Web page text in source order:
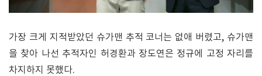
가장 크게 지적받았던 슈가맨 추적 코너는 없애 버렸고, 슈가맨
을 찾아 나선 추적자인 허경환과 장도연은 정규에 고정 자리를
차지하지 못했다.